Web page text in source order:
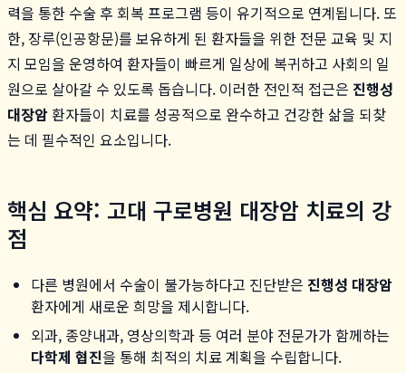
력을 통한 수술 후 회복 프로그램 등이 유기적으로 연계됩니다. 또
한, 장루(인공항문)를 보유하게 된 환자들을 위한 전문 교육 및 지
지 모임을 운영하여 환자들이 빠르게 일상에 복귀하고 사회의 일
원으로 살아갈 수 있도록 돕습니다. 이러한 전인적 접근은 진행성
대장암 환자들이 치료를 성공적으로 완수하고 건강한 삶을 되찾
는 데 필수적인 요소입니다.
핵심 요약: 고대 구로병원 대장암 치료의 강
점
다른 병원에서 수술이 불가능하다고 진단받은 진행성 대장암
환자에게 새로운 희망을 제시합니다.
외과, 종양내과, 영상의학과 등 여러 분야 전문가가 함께하는
다학제 협진을 통해 최적의 치료 계획을 수립합니다.